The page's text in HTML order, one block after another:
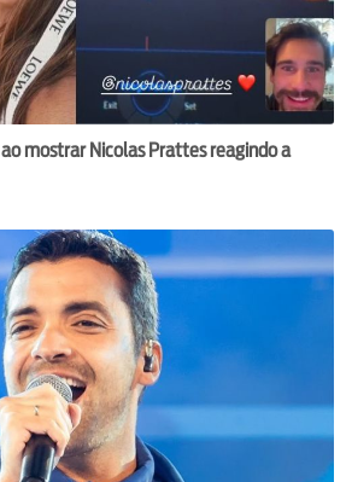
mostrar Nicolas Prattes reagindo a